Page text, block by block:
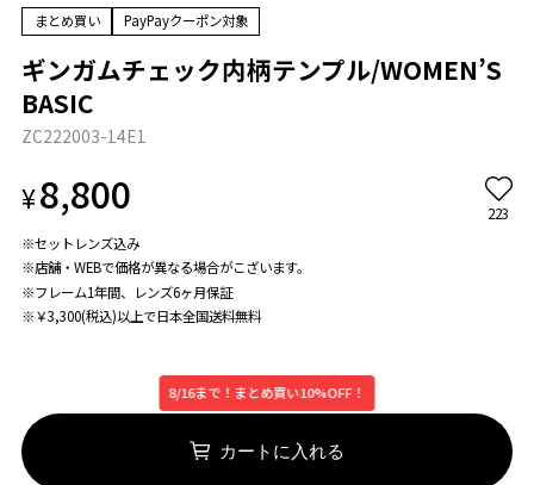
まとめ買い PayPayクーポン対象
ギンガムチェック内柄テンプル/WOMEN’S
BASIC
ZC222003-14E1
¥8,800 223
※セットレンズ込み
※店舗・WEBで価格が異なる場合がこざいます。
※フレーム1年間、レンズ6ヶ月保証
※￥3,300(税込)以上で日本全国送料無料
8/16まで！まとめ買い10%OFF！
カートに入れる